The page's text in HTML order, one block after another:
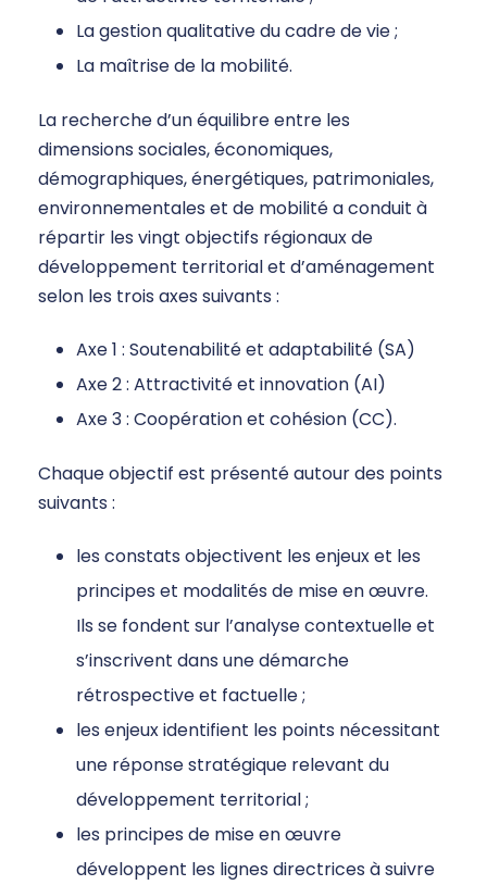
La gestion qualitative du cadre de vie ;
La maîtrise de la mobilité.
La recherche d’un équilibre entre les
dimensions sociales, économiques,
démographiques, énergétiques, patrimoniales,
environnementales et de mobilité a conduit à
répartir les vingt objectifs régionaux de
développement territorial et d’aménagement
selon les trois axes suivants :
Axe 1 : Soutenabilité et adaptabilité (SA)
Axe 2 : Attractivité et innovation (AI)
Axe 3 : Coopération et cohésion (CC).
Chaque objectif est présenté autour des points
suivants :
les constats objectivent les enjeux et les
principes et modalités de mise en œuvre.
Ils se fondent sur l’analyse contextuelle et
s’inscrivent dans une démarche
rétrospective et factuelle ;
les enjeux identifient les points nécessitant
une réponse stratégique relevant du
développement territorial ;
les principes de mise en œuvre
développent les lignes directrices à suivre